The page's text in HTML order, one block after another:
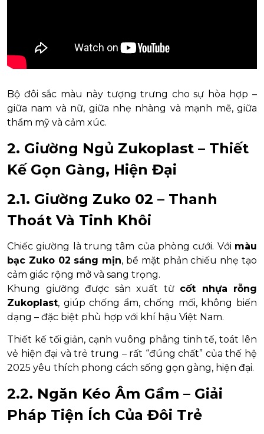
Bộ đôi sắc màu này tượng trưng cho sự hòa hợp –
giữa nam và nữ, giữa nhẹ nhàng và mạnh mẽ, giữa
thẩm mỹ và cảm xúc.
2. Giường Ngủ Zukoplast – Thiết
Kế Gọn Gàng, Hiện Đại
2.1. Giường Zuko 02 – Thanh
Thoát Và Tinh Khôi
Chiếc giường là trung tâm của phòng cưới. Với màu
bạc Zuko 02 sáng mịn, bề mặt phản chiếu nhẹ tạo
cảm giác rộng mở và sang trọng.
Khung giường được sản xuất từ cốt nhựa rỗng
Zukoplast, giúp chống ẩm, chống mối, không biến
dạng – đặc biệt phù hợp với khí hậu Việt Nam.
Thiết kế tối giản, cạnh vuông phẳng tinh tế, toát lên
vẻ hiện đại và trẻ trung – rất “đúng chất” của thế hệ
2025 yêu thích phong cách sống gọn gàng, hiện đại.
2.2. Ngăn Kéo Âm Gầm – Giải
Pháp Tiện Ích Của Đôi Trẻ